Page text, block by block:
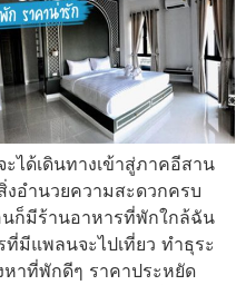
ได้เดินทางเข้าสู่ภาคอีสาน
งอำนวยความสะดวกครบ
นก็มีร้านอาหารที่พักใกล้ฉัน
มีแพลนจะไปเที่ยว ทำธุระ
หาที่พักดีๆ ราคาประหยัด